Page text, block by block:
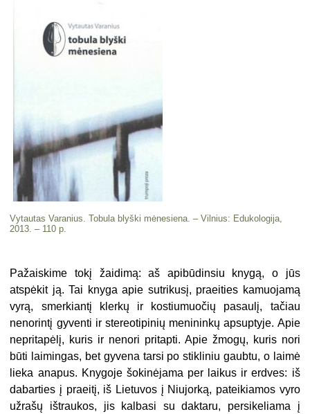
Vytautas Varanius. Tobula blyški mėnesiena. – Vilnius: Edukologija,
2013. – 110 p.
Pažaiskime tokį žaidimą: aš apibūdinsiu knygą, o jūs
atspėkit ją. Tai knyga apie sutrikusį, praeities kamuojamą
vyrą, smerkiantį klerkų ir kostiumuočių pasaulį, tačiau
nenorintį gyventi ir stereotipinių menininkų apsuptyje. Apie
nepritapėlį, kuris ir nenori pritapti. Apie žmogų, kuris nori
būti laimingas, bet gyvena tarsi po stikliniu gaubtu, o laimė
lieka anapus. Knygoje šokinėjama per laikus ir erdves: iš
dabarties į praeitį, iš Lietuvos į Niujorką, pateikiamos vyro
užrašų ištraukos, jis kalbasi su daktaru, persikeliama į